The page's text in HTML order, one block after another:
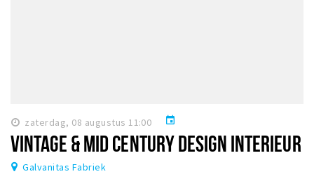
zaterdag, 08 augustus 11:00 event
VINTAGE & MID CENTURY DESIGN INTERIEUR
Galvanitas Fabriek